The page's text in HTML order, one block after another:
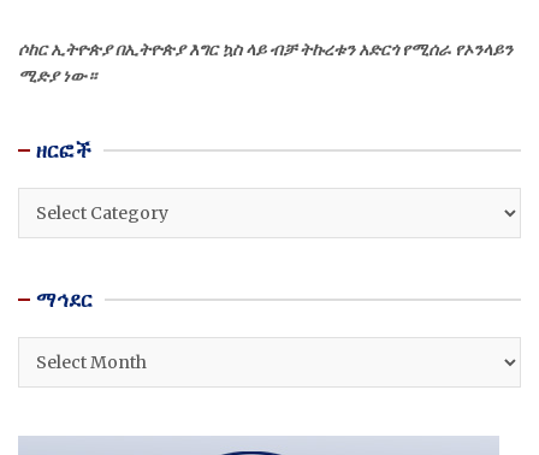
ሶከር ኢትዮጵያ በኢትዮጵያ እግር ኳስ ላይ ብቻ ትኩረቱን አድርጎ የሚሰራ የኦንላይን
ሚድያ ነው።
ዘርፎች
ዘርፎች
ማኅደር
ማኅደር